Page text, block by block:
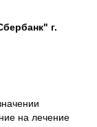
г.
на лечение